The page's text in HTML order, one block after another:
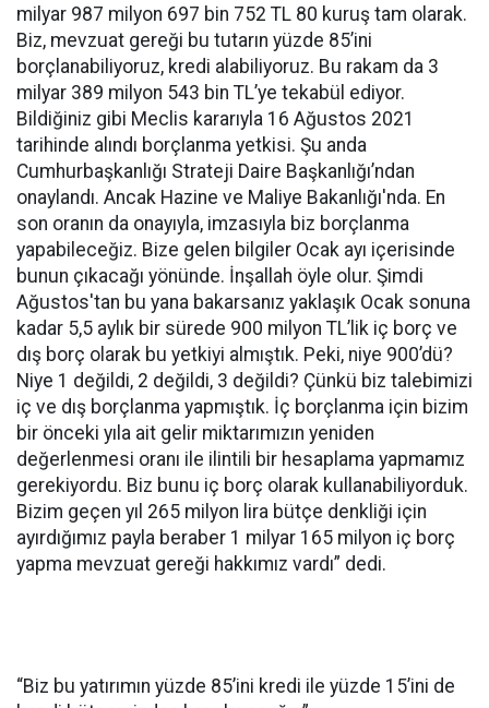
milyar 987 milyon 697 bin 752 TL 80 kuruş tam olarak.
Biz, mevzuat gereği bu tutarın yüzde 85’ini
borçlanabiliyoruz, kredi alabiliyoruz. Bu rakam da 3
milyar 389 milyon 543 bin TL’ye tekabül ediyor.
Bildiğiniz gibi Meclis kararıyla 16 Ağustos 2021
tarihinde alındı borçlanma yetkisi. Şu anda
Cumhurbaşkanlığı Strateji Daire Başkanlığı’ndan
onaylandı. Ancak Hazine ve Maliye Bakanlığı'nda. En
son oranın da onayıyla, imzasıyla biz borçlanma
yapabileceğiz. Bize gelen bilgiler Ocak ayı içerisinde
bunun çıkacağı yönünde. İnşallah öyle olur. Şimdi
Ağustos'tan bu yana bakarsanız yaklaşık Ocak sonuna
kadar 5,5 aylık bir sürede 900 milyon TL’lik iç borç ve
dış borç olarak bu yetkiyi almıştık. Peki, niye 900’dü?
Niye 1 değildi, 2 değildi, 3 değildi? Çünkü biz talebimizi
iç ve dış borçlanma yapmıştık. İç borçlanma için bizim
bir önceki yıla ait gelir miktarımızın yeniden
değerlenmesi oranı ile ilintili bir hesaplama yapmamız
gerekiyordu. Biz bunu iç borç olarak kullanabiliyorduk.
Bizim geçen yıl 265 milyon lira bütçe denkliği için
ayırdığımız payla beraber 1 milyar 165 milyon iç borç
yapma mevzuat gereği hakkımız vardı” dedi.
“Biz bu yatırımın yüzde 85’ini kredi ile yüzde 15’ini de